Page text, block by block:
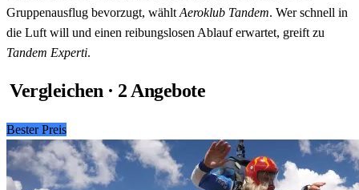
Gruppenausflug bevorzugt, wählt Aeroklub Tandem. Wer schnell in
die Luft will und einen reibungslosen Ablauf erwartet, greift zu
Tandem Experti.
Vergleichen · 2 Angebote
Bester Preis